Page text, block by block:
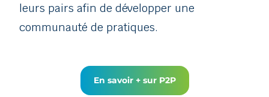
leurs pairs afin de développer une
communauté de pratiques.
En savoir + sur P2P